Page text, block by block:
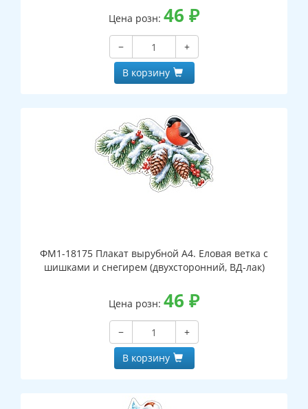
Цена розн: 46 ₽
−
+
В корзину
ФМ1-18175 Плакат вырубной А4. Еловая ветка с
шишками и снегирем (двухсторонний, ВД-лак)
Цена розн: 46 ₽
−
+
В корзину